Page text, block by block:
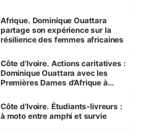
Afrique. Dominique Ouattara
partage son expérience sur la
résilience des femmes africaines
Côte d’Ivoire. Actions caritatives :
Dominique Ouattara avec les
Premières Dames d’Afrique à
Côte d’Ivoire. Étudiants-livreurs :
à moto entre amphi et survie